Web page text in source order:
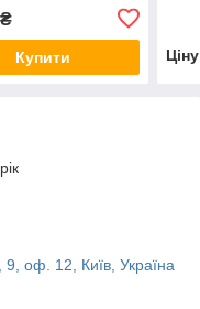
Купити
оф. 12, Київ, Україна